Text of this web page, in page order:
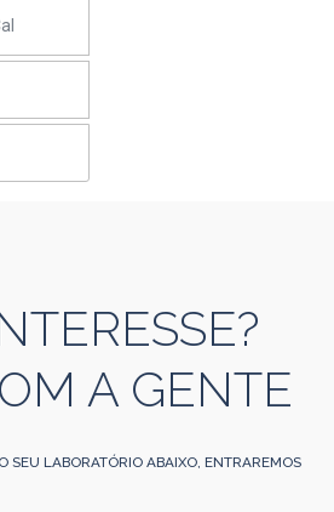
A GENTE
SEU LABORATÓRIO ABAIXO, ENTRAREMOS